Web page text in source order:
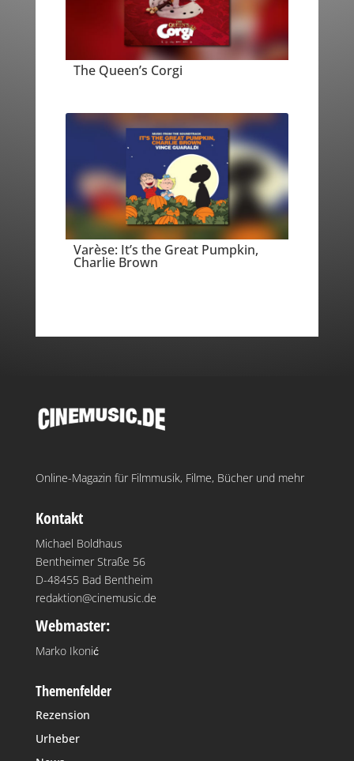
The Queen’s Corgi
Varèse: It’s the Great Pumpkin,
Charlie Brown
Online-Magazin für Filmmusik, Filme, Bücher und mehr
Kontakt
Michael Boldhaus
Bentheimer Straße 56
D-48455 Bad Bentheim
redaktion@cinemusic.de
Webmaster:
Marko Ikonić
Themenfelder
Rezension
Urheber